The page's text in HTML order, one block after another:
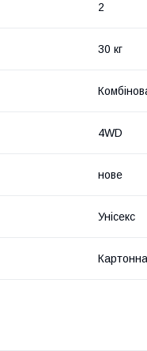
2
30 кг
4WD
нове
Унісекс